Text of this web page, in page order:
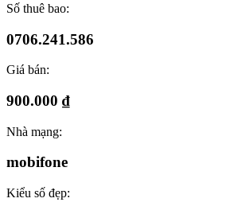
Số thuê bao:
0706.241.586
Giá bán:
900.000 ₫
Nhà mạng:
mobifone
Kiểu số đẹp: